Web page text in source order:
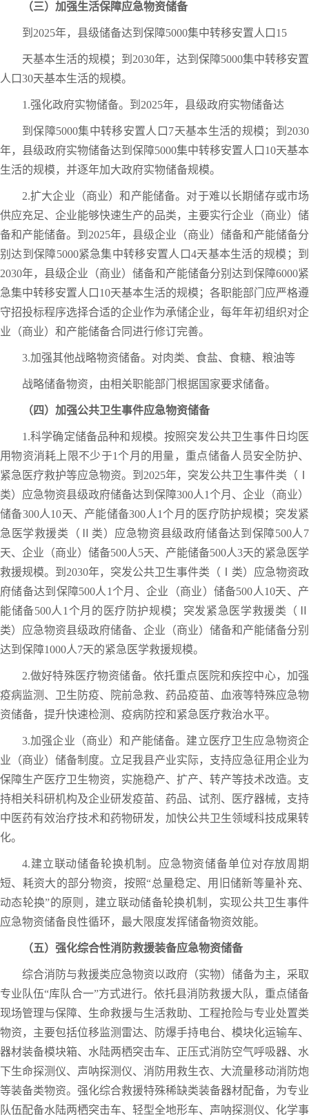
（三）加强生活保障应急物资储备
到2025年，县级储备达到保障5000集中转移安置人口15
天基本生活的规模；到2030年，达到保障5000集中转移安置
人口30天基本生活的规模。
1.强化政府实物储备。到2025年，县级政府实物储备达
到保障5000集中转移安置人口7天基本生活的规模；到2030
年，县级政府实物储备达到保障5000集中转移安置人口10天基本
生活的规模，并逐年加大政府实物储备规模。
2.扩大企业（商业）和产能储备。对于难以长期储存或市场
供应充足、企业能够快速生产的品类，主要实行企业（商业）储
备和产能储备。到2025年，县级企业（商业）储备和产能储备分
别达到保障5000紧急集中转移安置人口4天基本生活的规模；到
2030年，县级企业（商业）储备和产能储备分别达到保障6000紧
急集中转移安置人口10天基本生活的规模；各职能部门应严格遵
守招投标程序选择合适的企业作为承储企业，每年年初组织对企
业（商业）和产能储备合同进行修订完善。
3.加强其他战略物资储备。对肉类、食盐、食糖、粮油等
战略储备物资，由相关职能部门根据国家要求储备。
（四）加强公共卫生事件应急物资储备
1.科学确定储备品种和规模。按照突发公共卫生事件日均医
用物资消耗上限不少于1个月的用量，重点储备人员安全防护、
紧急医疗救护等应急物资。到2025年，突发公共卫生事件类（Ⅰ
类）应急物资县级政府储备达到保障300人1个月、企业（商业）
储备300人10天、产能储备300人1个月的医疗防护规模；突发紧
急医学救援类（Ⅱ类）应急物资县级政府储备达到保障500人7
天、企业（商业）储备500人5天、产能储备500人3天的紧急医学
救援规模。到2030年，突发公共卫生事件类（Ⅰ类）应急物资政
府储备达到保障500人1个月、企业（商业）储备500人10天、产
能储备500人1个月的医疗防护规模；突发紧急医学救援类（Ⅱ
类）应急物资县级政府储备、企业（商业）储备和产能储备分别
达到保障1000人7天的紧急医学救援规模。
2.做好特殊医疗物资储备。依托重点医院和疾控中心，加强
疫病监测、卫生防疫、院前急救、药品疫苗、血液等特殊应急物
资储备，提升快速检测、疫病防控和紧急医疗救治水平。
3.加强企业（商业）和产能储备。建立医疗卫生应急物资企
业（商业）储备制度。立足我县产业实际，支持应急征用企业为
保障生产医疗卫生物资，实施稳产、扩产、转产等技术改造。支
持相关科研机构及企业研发疫苗、药品、试剂、医疗器械，支持
中医药有效治疗技术和药物研发，加快公共卫生领域科技成果转
化。
4.建立联动储备轮换机制。应急物资储备单位对存放周期
短、耗资大的部分物资，按照“总量稳定、用旧储新等量补充、
动态轮换”的原则，建立联动储备轮换机制，实现公共卫生事件
应急物资储备良性循环，最大限度发挥储备物资效能。
（五）强化综合性消防救援装备应急物资储备
综合消防与救援类应急物资以政府（实物）储备为主，采取
专业队伍“库队合一”方式进行。依托县消防救援大队，重点储备
现场管理与保障、生命救援与生活救助、工程抢险与专业处置类
物资，主要包括位移监测雷达、防爆手持电台、模块化运输车、
器材装备模块箱、水陆两栖突击车、正压式消防空气呼吸器、水
下生命探测仪、声呐探测仪、消防用救生衣、大流量移动消防炮
等装备类物资。强化综合救援特殊稀缺类装备器材配备，为专业
队伍配备水陆两栖突击车、轻型全地形车、声呐探测仪、化学事